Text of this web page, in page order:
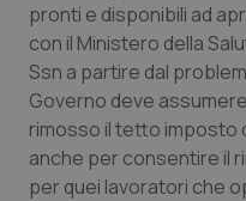
Liguria
Lombardia
Marche
Disturbi
Dolore
Donna & Salute
pronti e disponibili ad
con il Ministero della
Ssn a partire dal
Governo deve
rimosso il tetto imposto
anche per consentire il
per quei lavoratori che